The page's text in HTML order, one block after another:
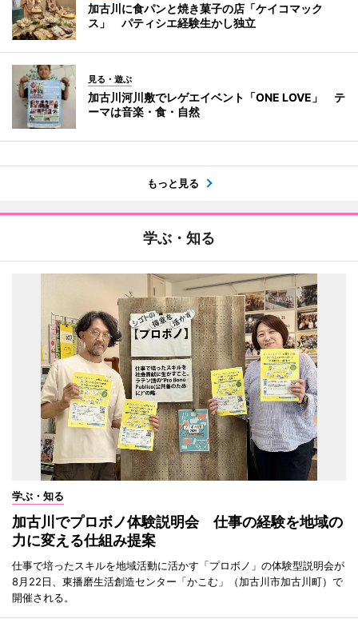
加古川に食パンと焼き菓子の店「ケイコマック
ス」 パティシエ経験生かし独立
見る・遊ぶ
加古川河川敷でレゲエイベント「ONE LOVE」 テ
ーマは音楽・食・自然
もっと見る
学ぶ・知る
学ぶ・知る
加古川でプロボノ体験説明会 仕事の経験を地域の
力に変える仕組み提案
仕事で培ったスキルを地域活動に活かす「プロボノ」の体験型説明会が
8月22日、東播磨生活創造センター「かこむ」（加古川市加古川町）で
開催される。